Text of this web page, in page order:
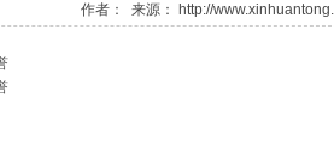
作者： 来源： http://